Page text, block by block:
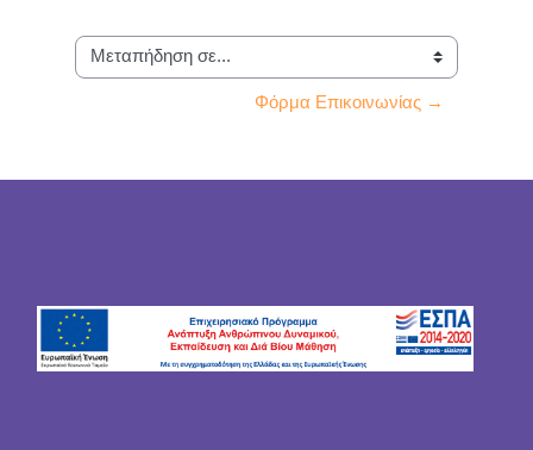
Μεταπήδηση σε...
Φόρμα Επικοινωνίας →